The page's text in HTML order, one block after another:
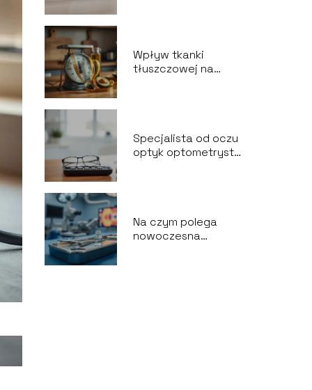
Wpływ tkanki
tłuszczowej na
Specjalista od oczu
optyk optometrysta
Na czym polega
nowoczesna